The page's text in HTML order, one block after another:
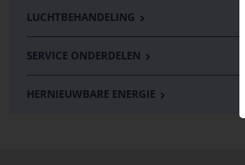
LUCHTBEHANDELING
SERVICE ONDERDELEN
HERNIEUWBARE ENERGIE